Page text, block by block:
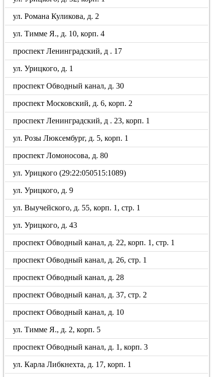
ул. Романа Куликова, д. 2
ул. Тимме Я., д. 10, корп. 4
проспект Ленинградский, д . 17
ул. Урицкого, д. 1
проспект Обводный канал, д. 30
проспект Московский, д. 6, корп. 2
проспект Ленинградский, д . 23, корп. 1
ул. Розы Люксембург, д. 5, корп. 1
проспект Ломоносова, д. 80
ул. Урицкого (29:22:050515:1089)
ул. Урицкого, д. 9
ул. Выучейского, д. 55, корп. 1, стр. 1
ул. Урицкого, д. 43
проспект Обводный канал, д. 22, корп. 1, стр. 1
проспект Обводный канал, д. 26, стр. 1
проспект Обводный канал, д. 28
проспект Обводный канал, д. 37, стр. 2
проспект Обводный канал, д. 10
ул. Тимме Я., д. 2, корп. 5
проспект Обводный канал, д. 1, корп. 3
ул. Карла Либкнехта, д. 17, корп. 1